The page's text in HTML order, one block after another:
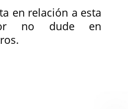
en relación a esta
no dude en